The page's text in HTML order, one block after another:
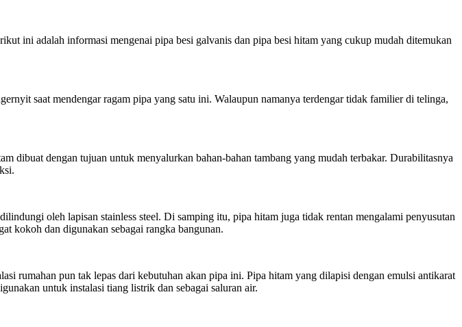
ini adalah informasi mengenai pipa besi galvanis dan pipa besi hitam yang cukup mudah ditemukan
saat mendengar ragam pipa yang satu ini. Walaupun namanya terdengar tidak familier di telinga,
dibuat dengan tujuan untuk menyalurkan bahan-bahan tambang yang mudah terbakar. Durabilitasnya
oleh lapisan stainless steel. Di samping itu, pipa hitam juga tidak rentan mengalami penyusutan
kokoh dan digunakan sebagai rangka bangunan.
rumahan pun tak lepas dari kebutuhan akan pipa ini. Pipa hitam yang dilapisi dengan emulsi antikarat
untuk instalasi tiang listrik dan sebagai saluran air.